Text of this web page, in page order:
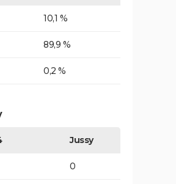
10,1 %
89,9 %
0,2 %
Jussy
0